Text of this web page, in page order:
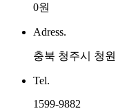
0원
Adress.
충북 청주시 청
Tel.
1599-9882